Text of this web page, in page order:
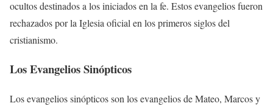
ocultos destinados a los iniciados en la fe. Estos evangelios fueron
rechazados por la Iglesia oficial en los primeros siglos del
cristianismo.
Los Evangelios Sinópticos
Los evangelios sinópticos son los evangelios de Mateo, Marcos y